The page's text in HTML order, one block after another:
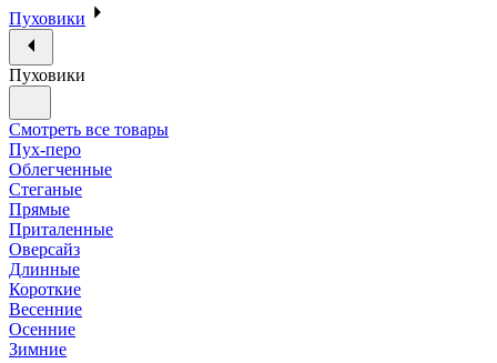
Пуховики
Пуховики
Смотреть все товары
Пух-перо
Облегченные
Стеганые
Прямые
Приталенные
Оверсайз
Длинные
Короткие
Весенние
Осенние
Зимние